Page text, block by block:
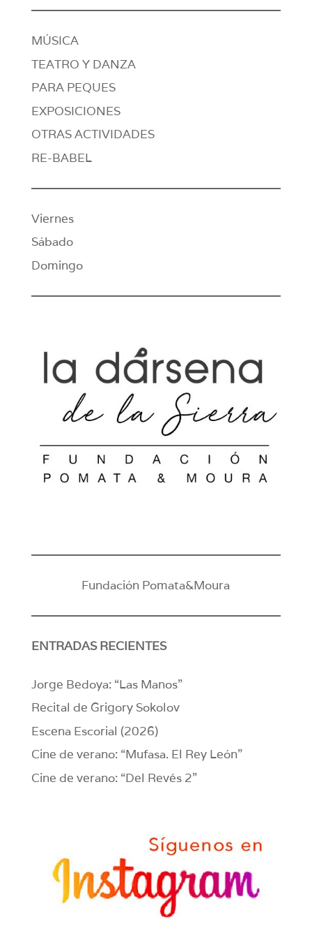
MÚSICA
TEATRO Y DANZA
PARA PEQUES
EXPOSICIONES
OTRAS ACTIVIDADES
RE-BABEL
Viernes
Sábado
Domingo
Fundación Pomata&Moura
ENTRADAS RECIENTES
Jorge Bedoya: “Las Manos”
Recital de Grigory Sokolov
Escena Escorial (2026)
Cine de verano: “Mufasa. El Rey León”
Cine de verano: “Del Revés 2”